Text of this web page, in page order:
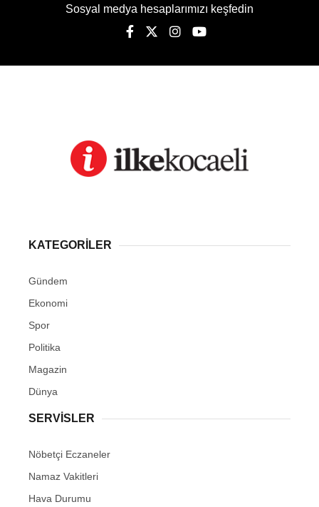
Sosyal medya hesaplarımızı keşfedin
KATEGORİLER
Gündem
Ekonomi
Spor
Politika
Magazin
Dünya
SERVİSLER
Nöbetçi Eczaneler
Namaz Vakitleri
Hava Durumu